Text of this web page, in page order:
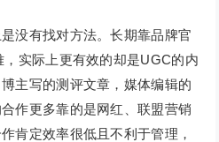
没有找对方法。长期靠品牌官
实际上更有效的却是UGC的内
主写的测评文章，媒体编辑的
作更多靠的是网红、联盟营销
肯定效率很低且不利于管理，